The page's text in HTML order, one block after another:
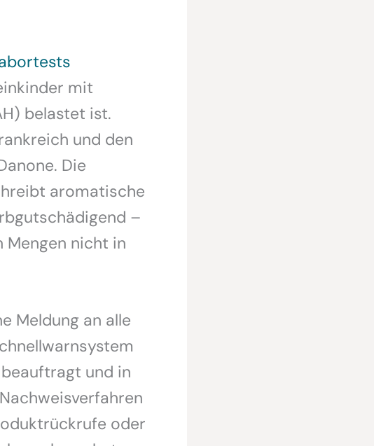
mit
belastet ist.
und den
Die
aromatische
–
Mengen nicht in
Meldung an alle
beauftragt und in
oder